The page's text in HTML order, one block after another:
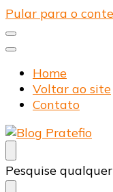
Pular para o
Home
Voltar ao site
Contato
Blog Pratefio
Arames e Telas de
Procurando
algo?
Pesquise